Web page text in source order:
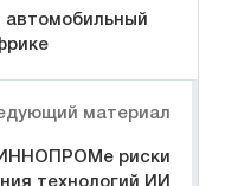
автомобильный
материал
риски